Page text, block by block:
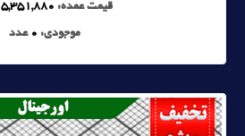
قیمت عمده: 5,351,880
موجودی: 0 عدد